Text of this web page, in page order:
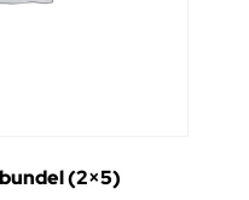
(2×5)